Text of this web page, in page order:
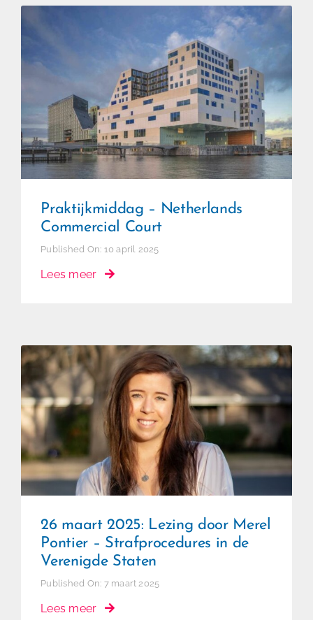
Praktijkmiddag – Netherlands
Commercial Court
Praktijkmiddag – Netherlands
Commercial Court
Published On: 10 april 2025
Lees meer
26 maart 2025: Lezing door
Merel Pontier – Strafprocedures in
de Verenigde Staten
26 maart 2025: Lezing door Merel
Pontier – Strafprocedures in de
Verenigde Staten
Published On: 7 maart 2025
Lees meer